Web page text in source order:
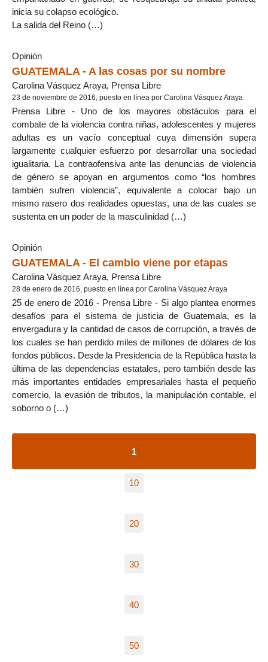
inicia su colapso ecológico.
La salida del Reino (…)
Opinión
GUATEMALA - A las cosas por su nombre
Carolina Vásquez Araya, Prensa Libre
23 de noviembre de 2016, puesto en línea por Carolina Vásquez Araya
Prensa Libre - Uno de los mayores obstáculos para el
combate de la violencia contra niñas, adolescentes y mujeres
adultas es un vacío conceptual cuya dimensión supera
largamente cualquier esfuerzo por desarrollar una sociedad
igualitaria. La contraofensiva ante las denuncias de violencia
de género se apoyan en argumentos como “los hombres
también sufren violencia”, equivalente a colocar bajo un
mismo rasero dos realidades opuestas, una de las cuales se
sustenta en un poder de la masculinidad (…)
Opinión
GUATEMALA - El cambio viene por etapas
Carolina Vásquez Araya, Prensa Libre
28 de enero de 2016, puesto en línea por Carolina Vásquez Araya
25 de enero de 2016 - Prensa Libre - Si algo plantea enormes
desafíos para el sistema de justicia de Guatemala, es la
envergadura y la cantidad de casos de corrupción, a través de
los cuales se han perdido miles de millones de dólares de los
fondos públicos. Desde la Presidencia de la República hasta la
última de las dependencias estatales, pero también desde las
más importantes entidades empresariales hasta el pequeño
comercio, la evasión de tributos, la manipulación contable, el
soborno o (…)
1
10
20
30
40
50